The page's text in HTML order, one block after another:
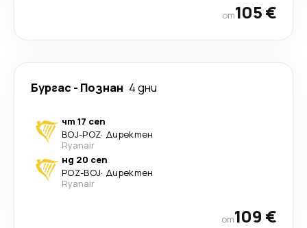
от105 €
Бургас - Познан 4 дни
чт 17 сеп
BOJ-POZ· Директен
Ryanair
нд 20 сеп
POZ-BOJ· Директен
Ryanair
от109 €